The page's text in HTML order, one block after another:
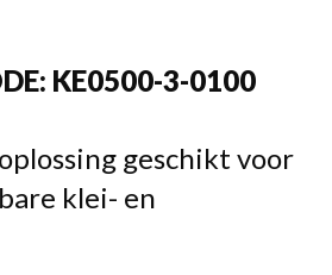
KE0500-3-0100
geschikt voor
klei- en